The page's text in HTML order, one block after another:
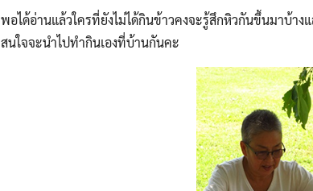
พอได้อ่านแล้วใครที่ยังไม่ได้กินข้าวคงจะรู้สึกหิวกันขึ้นมาบ้าง
สนใจจะนำไปทำกินเองที่บ้านกันคะ